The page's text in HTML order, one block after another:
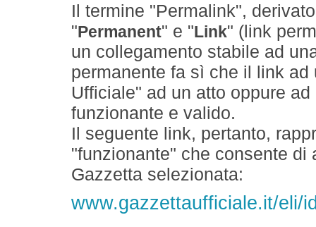
Il termine "Permalink",
" Permanent" e " Link" (link
un collegamento stabile ad
permanente fa sì che il link
Ufficiale" ad un atto oppure
funzionante e valido.
Il seguente link, pertanto,
"funzionante" che consente
Gazzetta selezionata:
www.gazzettaufficiale.it/eli/